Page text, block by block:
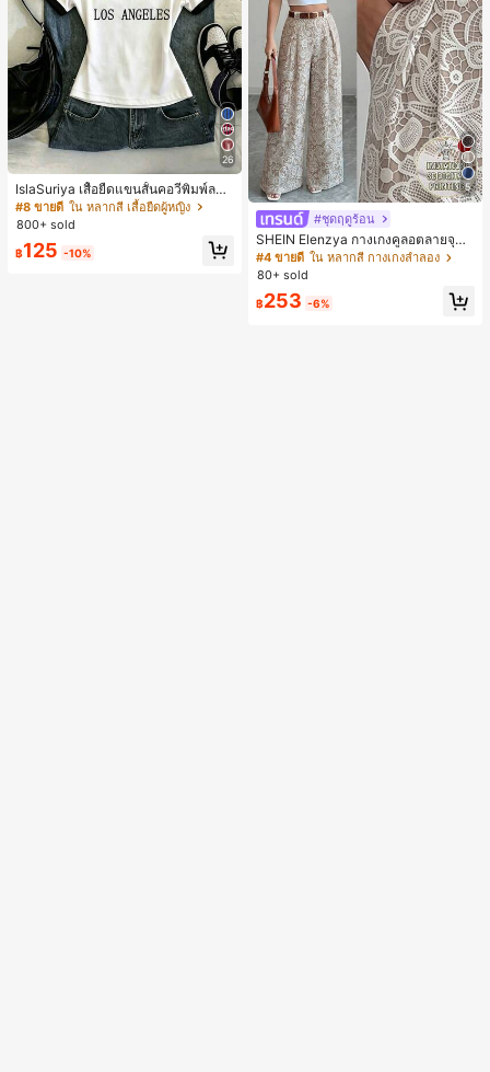
26
IslaSuriya เสื้อยืดแขนสั้นคอวีพิมพ์ลาย
สีตัดกันสำหรับผู้หญิง
#8 ขายดี ใน หลากสี เสื้อยืดผู้หญิง
800+ sold
฿125 -10%
5
#ชุดฤดูร้อน
SHEIN Elenzya กางเกงคูลอตลายจุดเ
อวสูงแบบใหม่สำหรับฤดูใบไม้ผลิ/ฤดูร้อ
น, สไตล์หรูหราเหมาะสำหรับใส่ในชีวิต
ทจสำหรับฤดูรับปริญญา, เทศกาลดนตร
ี, การแข่งม้าดาร์บี้, วันประกาศอิสรภาพ
#4 ขายดี ใน หลากสี กางเกงลำลอง
80+ sold
฿253 -6%